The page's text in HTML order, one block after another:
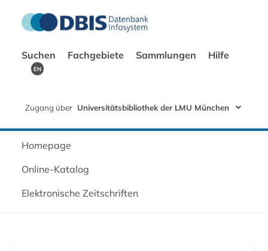
Suchen Fachgebiete Sammlungen Hilfe
EN
Zugang über Universitätsbibliothek der LMU München
Homepage
Online-Katalog
Elektronische Zeitschriften